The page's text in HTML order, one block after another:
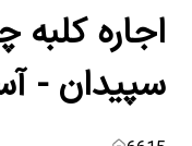
اجاره
سپیدان -